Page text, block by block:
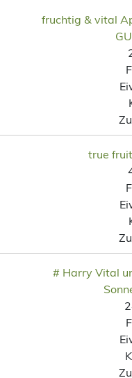
fruchtig & vital
true
# Harry Vital